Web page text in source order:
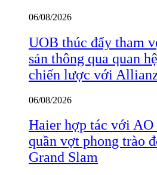
06/08/2026
UOB thúc đẩy tham
sản thông qua quan
chiến lược với
06/08/2026
Haier hợp tác với AO
quần vợt phong trào
Grand Slam